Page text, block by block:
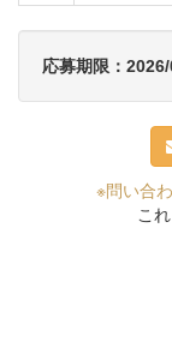
応募期限：
※問い合
こ